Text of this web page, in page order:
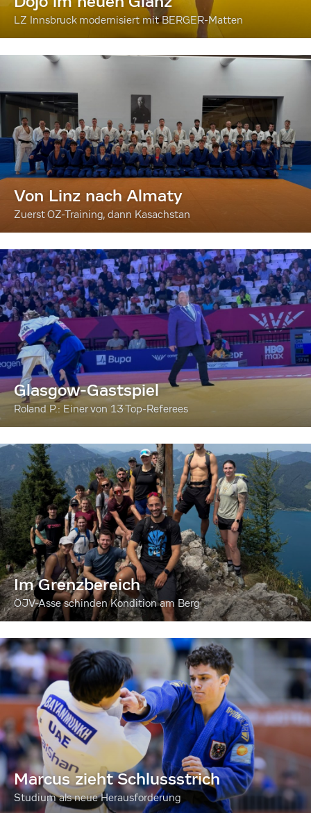
LZ Innsbruck modernisiert mit BERGER-Matten
Von Linz nach Almaty
Zuerst OZ-Training, dann Kasachstan
Glasgow-Gastspiel
Roland P.: Einer von 13 Top-Referees
Im Grenzbereich
ÖJV-Asse schinden Kondition am Berg
Marcus zieht Schlussstrich
Studium als neue Herausforderung